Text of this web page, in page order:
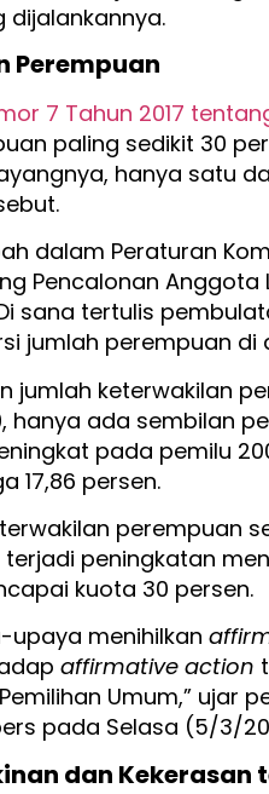
dijalankannya.
Perempuan
7 Tahun 2017
paling sedikit 30
hanya satu
dalam Peraturan
Pencalonan Anggota
sana tertulis
jumlah perempuan di
jumlah keterwakilan
hanya ada sembilan
pada pemilu
17,86 persen.
perempuan
terjadi peningkatan
kuota 30 persen.
upaya menihilkan
affirmative action
Umum,” ujar
pada Selasa (5/3/
dan Kekerasan